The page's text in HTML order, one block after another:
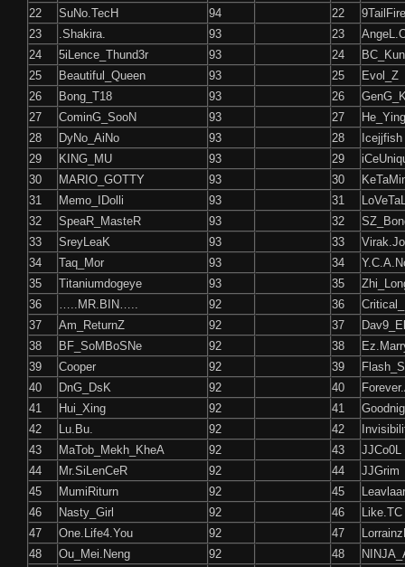
22
SuNo.TecH 94 22
23
.Shakira. 93 23
24
5iLence_Thund3r 93 24
25
Beautiful_Queen 93 25
Evol_Z
26
Bong_T18 93 26
27
CominG_SooN 93 27
He_Ying
28
DyNo_AiNo 93 28
Icejjfish
29
KING_MU 93 29
30
MARIO_GOTTY 93 30
31
Memo_IDolli 93 31
32
SpeaR_MasteR 93 32
33
SreyLeaK 93 33
34
Taq_Mor 93 34
35
Titaniumdogeye 93 35
36
…..MR.BIN….. 92 36
37
Am_ReturnZ 92 37
38
BF_SoMBoSNe 92 38
39
Cooper 92 39
40
DnG_DsK 92 40
41
Hui_Xing 92 41
42
Lu.Bu. 92 42
43
MaTob_Mekh_KheA 92 43
JJCo0L
44
Mr.SiLenCeR 92 44
JJGrim
45
MumiRiturn 92 45
46
Nasty_Girl 92 46
Like.TC
47
One.Life4.You 92 47
48
Ou_Mei.Neng 92 48